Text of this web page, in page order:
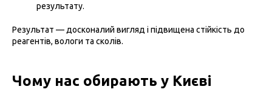
результату.
Результат — досконалий вигляд і підвищена стійкість до
реагентів, вологи та сколів.
Чому нас обирають у Києві